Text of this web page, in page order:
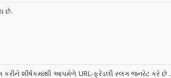
છે.
કરીને શીર્ષકમાંથી આપમેળે URL-ફ્રેંડલી સ્લગ જનરેટ કરે છે .